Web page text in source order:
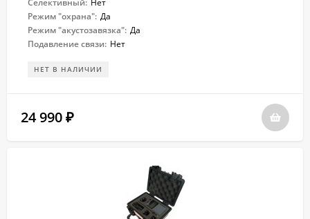
Селективный: Нет
Режим "охрана": Да
Режим "акустозавязка": Да
Подавление связи: Нет
НЕТ В НАЛИЧИИ
24 990 ₽